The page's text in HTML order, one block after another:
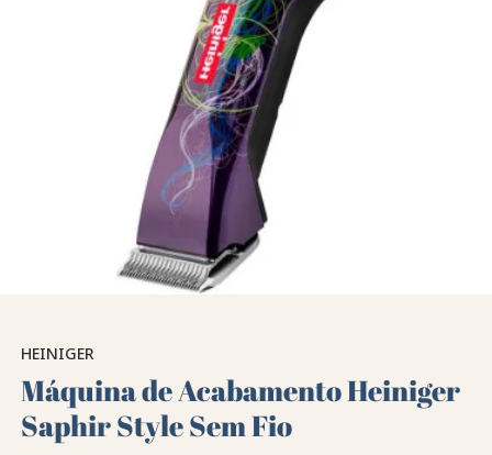
HEINIGER
Máquina de Acabamento Heiniger
Saphir Style Sem Fio